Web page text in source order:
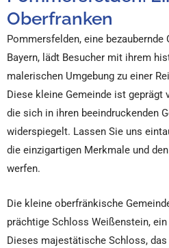
Oberfranken
Pommersfelden, eine bezaubernde
Bayern, lädt Besucher mit ihrem
malerischen Umgebung zu einer
Diese kleine Gemeinde ist geprägt
die sich in ihren beeindruckenden
widerspiegelt. Lassen Sie uns
die einzigartigen Merkmale und
werfen.
Die kleine oberfränkische
prächtige Schloss Weißenstein,
Dieses majestätische Schloss,